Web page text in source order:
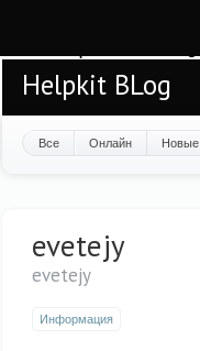
Helpkit BLog
Все Онлайн Новые
evetejy
evetejy
Информация